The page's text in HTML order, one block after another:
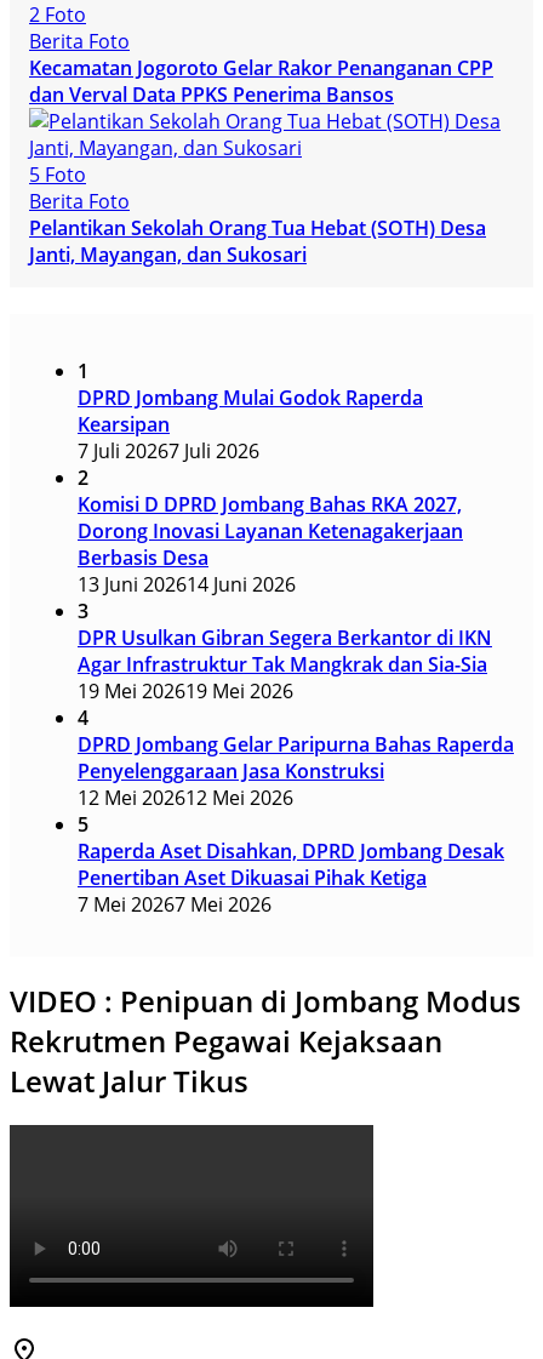
2 Foto
Berita Foto
Kecamatan Jogoroto Gelar Rakor Penanganan CPP
dan Verval Data PPKS Penerima Bansos
5 Foto
Berita Foto
Pelantikan Sekolah Orang Tua Hebat (SOTH) Desa
Janti, Mayangan, dan Sukosari
1
DPRD Jombang Mulai Godok Raperda
Kearsipan
7 Juli 20267 Juli 2026
2
Komisi D DPRD Jombang Bahas RKA 2027,
Dorong Inovasi Layanan Ketenagakerjaan
Berbasis Desa
13 Juni 202614 Juni 2026
3
DPR Usulkan Gibran Segera Berkantor di IKN
Agar Infrastruktur Tak Mangkrak dan Sia-Sia
19 Mei 202619 Mei 2026
4
DPRD Jombang Gelar Paripurna Bahas Raperda
Penyelenggaraan Jasa Konstruksi
12 Mei 202612 Mei 2026
5
Raperda Aset Disahkan, DPRD Jombang Desak
Penertiban Aset Dikuasai Pihak Ketiga
7 Mei 20267 Mei 2026
VIDEO : Penipuan di Jombang Modus
Rekrutmen Pegawai Kejaksaan
Lewat Jalur Tikus